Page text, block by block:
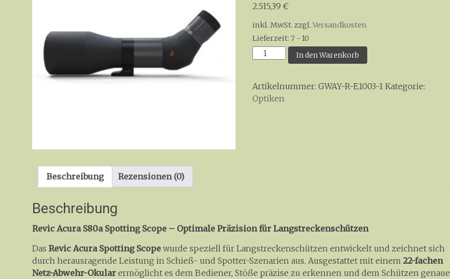
2.515,39 €
inkl. MwSt. zzgl. Versandkosten
Lieferzeit: 7 - 10
Revic
Spotting
Scope
In den Warenkorb
Artikelnummer: GWAY-R-E1003-1 Kategorie:
Optiken
Beschreibung Rezensionen (0)
Beschreibung
Revic Acura S80a Spotting Scope – Optimale Präzision für Langstreckenschützen
Das Revic Acura Spotting Scope wurde speziell für Langstreckenschützen entwickelt und zeichnet sich
durch herausragende Leistung in Schieß- und Spotter-Szenarien aus. Ausgestattet mit einem 22-fachen
Netz-Abwehr-Okular ermöglicht es dem Bediener, Stöße präzise zu erkennen und dem Schützen genaue